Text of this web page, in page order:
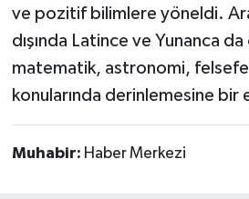
ve pozitif bilimlere yöneldi.
dışında Latince ve Yunanca
matematik, astronomi,
konularında derinlemesine bir
Muhabir: Haber Merkezi